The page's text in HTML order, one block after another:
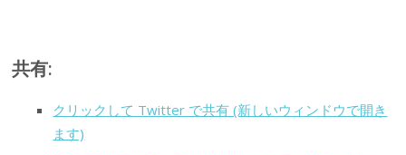
共有:
クリックして Twitter で共有 (新しいウィンドウで開き
ます)